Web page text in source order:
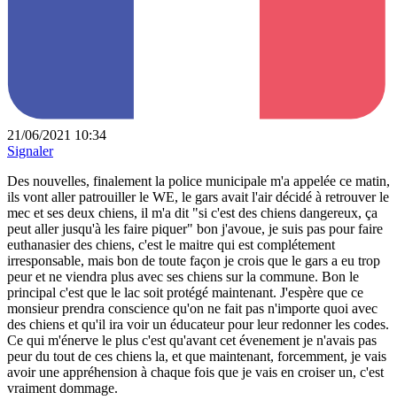
21/06/2021 10:34
Signaler
Des nouvelles, finalement la police municipale m'a appelée ce matin,
ils vont aller patrouiller le WE, le gars avait l'air décidé à retrouver le
mec et ses deux chiens, il m'a dit "si c'est des chiens dangereux, ça
peut aller jusqu'à les faire piquer" bon j'avoue, je suis pas pour faire
euthanasier des chiens, c'est le maitre qui est complétement
irresponsable, mais bon de toute façon je crois que le gars a eu trop
peur et ne viendra plus avec ses chiens sur la commune. Bon le
principal c'est que le lac soit protégé maintenant. J'espère que ce
monsieur prendra conscience qu'on ne fait pas n'importe quoi avec
des chiens et qu'il ira voir un éducateur pour leur redonner les codes.
Ce qui m'énerve le plus c'est qu'avant cet évenement je n'avais pas
peur du tout de ces chiens la, et que maintenant, forcemment, je vais
avoir une appréhension à chaque fois que je vais en croiser un, c'est
vraiment dommage.